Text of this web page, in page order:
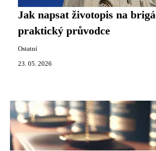
Jak napsat životopis na
praktický průvodce
Ostatní
23. 05. 2026